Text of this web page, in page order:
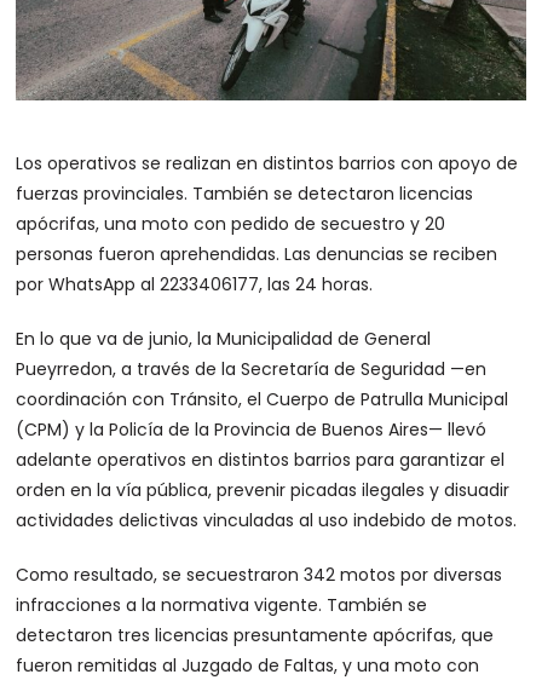
Los operativos se realizan en distintos barrios con apoyo de
fuerzas provinciales. También se detectaron licencias
apócrifas, una moto con pedido de secuestro y 20
personas fueron aprehendidas. Las denuncias se reciben
por WhatsApp al 2233406177, las 24 horas.
En lo que va de junio, la Municipalidad de General
Pueyrredon, a través de la Secretaría de Seguridad —en
coordinación con Tránsito, el Cuerpo de Patrulla Municipal
(CPM) y la Policía de la Provincia de Buenos Aires— llevó
adelante operativos en distintos barrios para garantizar el
orden en la vía pública, prevenir picadas ilegales y disuadir
actividades delictivas vinculadas al uso indebido de motos.
Como resultado, se secuestraron 342 motos por diversas
infracciones a la normativa vigente. También se
detectaron tres licencias presuntamente apócrifas, que
fueron remitidas al Juzgado de Faltas, y una moto con